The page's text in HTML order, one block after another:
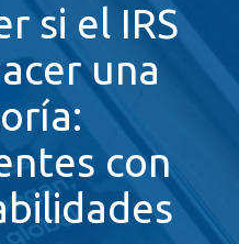
si el IRS
una
con